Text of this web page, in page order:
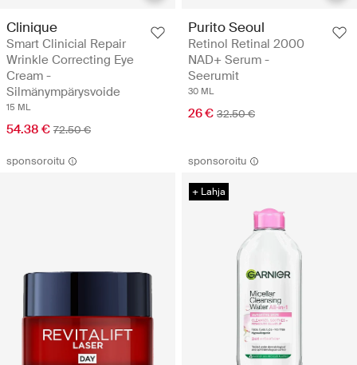
Clinique
Smart Clinicial Repair
Wrinkle Correcting Eye
Cream -
Silmänympärysvoide
15 ML
54.38 € 72.50 €
Purito Seoul
Retinol Retinal 2000
NAD+ Serum -
Seerumit
30 ML
26 € 32.50 €
sponsoroitu sponsoroitu
+ Lahja